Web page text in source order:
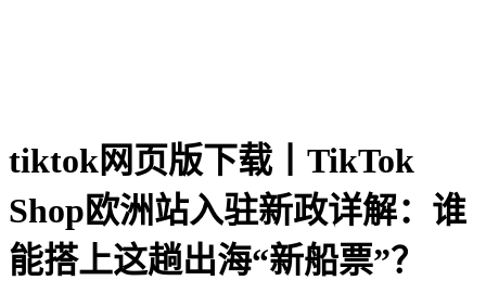
tiktok网页版下载丨TikTok
Shop欧洲站入驻新政详解：谁
能搭上这趟出海“新船票”？